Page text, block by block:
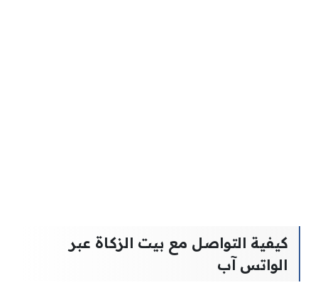
كيفية التواصل مع بيت الزكاة عبر
الواتس آب